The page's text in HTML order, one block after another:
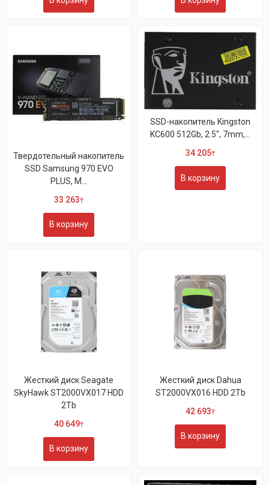
Твердотельный накопитель
SSD Samsung 970 EVO
PLUS, M...
33 263₸
В корзину
SSD-накопитель Kingston
KC600 512Gb, 2.5", 7mm,...
34 205₸
В корзину
Жесткий диск Seagate
SkyHawk ST2000VX017 HDD
2Tb
40 649₸
В корзину
Жесткий диск Dahua
ST2000VX016 HDD 2Tb
42 693₸
В корзину